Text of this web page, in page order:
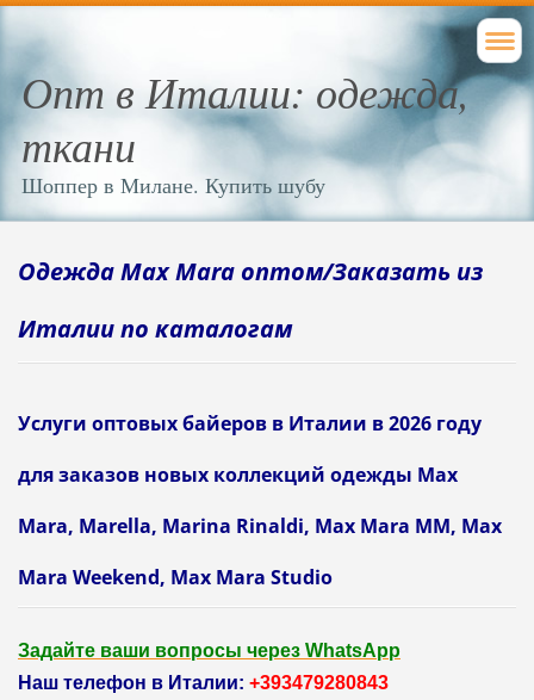
Опт в Италии: одежда,
ткани
Шоппер в Милане. Купить шубу
Одежда Max Mara оптом/Заказать из
Италии по каталогам
Услуги оптовых байеров в Италии в 2026 году
для заказов новых коллекций одежды Max
Mara, Marella, Marina Rinaldi, Max Mara ММ, Max
Mara Weekend, Max Мara Studio
Задайте ваши вопросы через WhatsApp
Наш телефон в Италии: +393479280843